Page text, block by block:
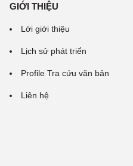
GIỚI THIỆU
Lời giới thiệu
Lịch sử phát triển
Profile Tra cứu văn bản
Liên hệ